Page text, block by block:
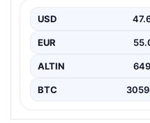
USD
EUR
ALTIN
BTC